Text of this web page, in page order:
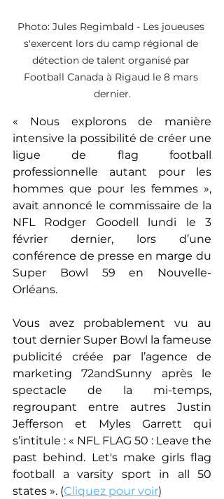
Photo: Jules Regimbald - Les joueuses
s'exercent lors du camp régional de
détection de talent organisé par
Football Canada à Rigaud le 8 mars
dernier.
« Nous explorons de manière
intensive la possibilité de créer une
ligue de flag football
professionnelle autant pour les
hommes que pour les femmes »,
avait annoncé le commissaire de la
NFL Rodger Goodell lundi le 3
février dernier, lors d’une
conférence de presse en marge du
Super Bowl 59 en Nouvelle-
Orléans.
Vous avez probablement vu au
tout dernier Super Bowl la fameuse
publicité créée par l’agence de
marketing 72andSunny après le
spectacle de la mi-temps,
regroupant entre autres Justin
Jefferson et Myles Garrett qui
s’intitule : « NFL FLAG 50 : Leave the
past behind. Let's make girls flag
football a varsity sport in all 50
states ». (Cliquez pour voir)